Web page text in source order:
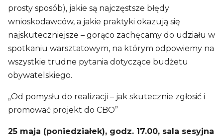
prosty sposób), jakie są najczęstsze błędy
wnioskodawców, a jakie praktyki okazują się
najskuteczniejsze – gorąco zachęcamy do udziału w
spotkaniu warsztatowym, na którym odpowiemy na
wszystkie trudne pytania dotyczące budżetu
obywatelskiego.
„Od pomysłu do realizacji – jak skutecznie zgłosić i
promować projekt do CBO”
25 maja (poniedziałek), godz. 17.00, sala sesyjna